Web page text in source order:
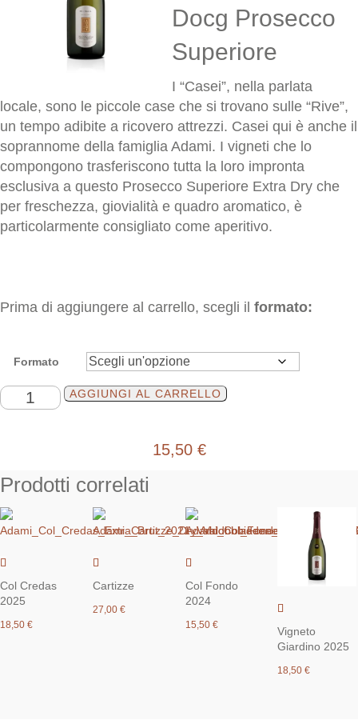
Docg Prosecco
Superiore
I “Casei”, nella parlata
locale, sono le piccole case che si trovano sulle “Rive”,
un tempo adibite a ricovero attrezzi. Casei qui è anche il
soprannome della famiglia Adami. I vigneti che lo
compongono trasferiscono tutta la loro impronta
esclusiva a questo Prosecco Superiore Extra Dry che
per freschezza, giovialità e quadro aromatico, è
particolarmente consigliato come aperitivo.
Prima di aggiungere al carrello, scegli il formato:
Formato
Dei
Casel
AGGIUNGI AL CARRELLO
15,50 €
Prodotti correlati
Col Credas
2025
18,50 €
Cartizze
27,00 €
Col Fondo
2024
15,50 €
Vigneto
Giardino 2025
18,50€